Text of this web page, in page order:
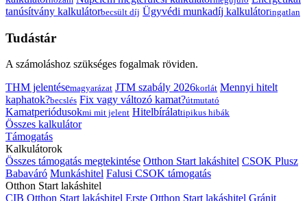
tanúsítvány kalkulátorbecsült díj Ügyvédi munkadíj kalkulátoringatlan
Tudástár
A számoláshoz szükséges fogalmak röviden.
THM jelentésemagyarázat JTM szabály 2026korlát Mennyi hitelt
kaphatok?becslés Fix vagy változó kamat?útmutató
Kamatperiódusokmi mit jelent Hitelbírálattipikus hibák
Összes kalkulátor
Támogatás
Kalkulátorok
Összes támogatás megtekintése Otthon Start lakáshitel CSOK Plusz
Babaváró Munkáshitel Falusi CSOK támogatás
Otthon Start lakáshitel
CIB Otthon Start lakáshitel Erste Otthon Start lakáshitel Gránit